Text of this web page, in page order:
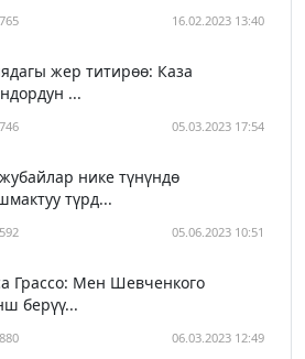
16.02.2023 13:40
жер титирөө: Каза
...
05.03.2023 17:54
нике түнүндө
түрд...
05.06.2023 10:51
Грассо: Мен Шевченкого
берүү...
06.03.2023 12:49